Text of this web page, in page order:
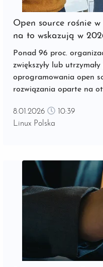
Open source rośnie
na to wskazują w
Ponad 96 proc.
zwiększyły lub
oprogramowania open
rozwiązania oparte na
korzysta z nich w
8.01.2026
10:39
Linux Polska